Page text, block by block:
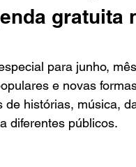
gratuita
para junho,
e novas
histórias, música,
diferentes públicos.